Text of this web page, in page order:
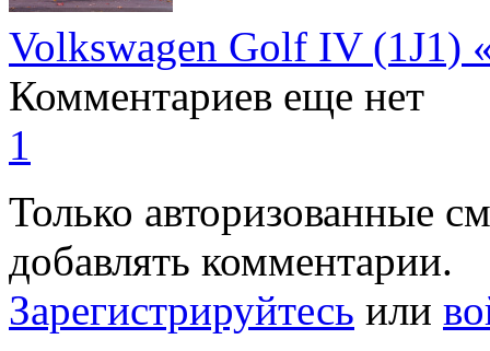
Volkswagen Golf IV (1J1)
Комментариев еще нет
1
Только авторизованные
добавлять комментарии.
Зарегистрируйтесь или